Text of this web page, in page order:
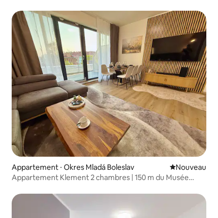
Appartement ⋅ Okres Mladá Boleslav Nouvel
Nouveau
Appartement Klement 2 chambres | 150 m du Musée